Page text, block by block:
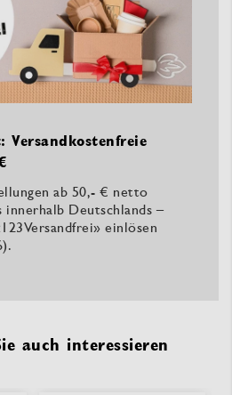
ab 50,- € netto
Deutschlands –
einlösen
auch interessieren